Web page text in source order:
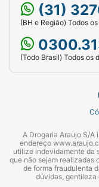
(31)
(BH e Região) Todos
(Todo Brasil) Todos os
A Drogaria Araujo S/A
endereço
utilize indevidamente da
que não sejam realizadas
de forma fraudulenta
dúvidas,